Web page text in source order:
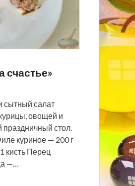
счастье»
сытный салат
овощей и
праздничный стол.
куриное — 200 г
кисть Перец
—…